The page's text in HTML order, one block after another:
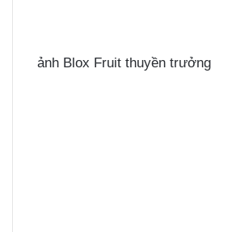
ảnh Blox Fruit thuyền trưởng